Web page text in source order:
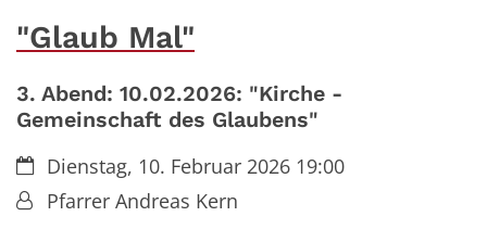
"Glaub Mal"
3. Abend: 10.02.2026: "Kirche -
Gemeinschaft des Glaubens"
Datum:Dienstag, 10. Februar 2026 19:00
Von:Pfarrer Andreas Kern